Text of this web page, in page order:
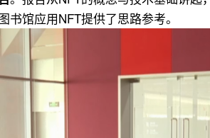
馆应用NFT提供了思路参考。